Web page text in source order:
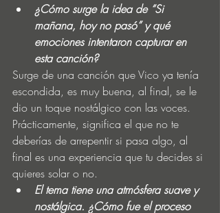
¿Cómo surge la idea de “Si
mañana, hoy no pasó” y qué
emociones intentaron capturar en
esta canción?
Surge de una canción que Vico ya tenía
escondida, es muy buena, al final, se le
dio un toque nostálgico con las voces.
Prácticamente, significa el que no te
deberías de arrepentir si pasa algo, al
final es una experiencia que tu decides si
quieres solar o no.
El tema tiene una atmósfera suave y
nostálgica. ¿Cómo fue el proceso